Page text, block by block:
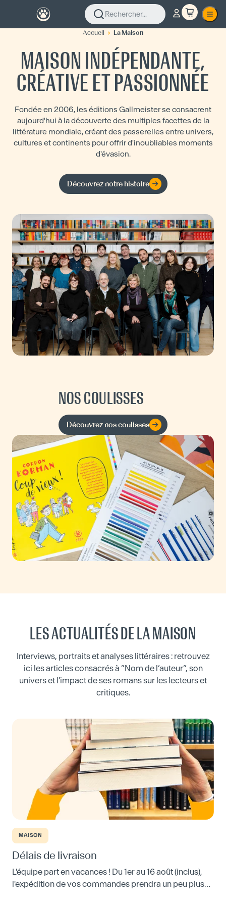
Rechercher...
Accueil La Maison
MAISON INDÉPENDANTE,
CRÉATIVE ET PASSIONNÉE
Fondée en 2006, les éditions Gallmeister se consacrent
aujourd'hui à la découverte des multiples facettes de la
littérature mondiale, créant des passerelles entre univers,
cultures et continents pour offrir d'inoubliables moments
d'évasion.
Découvrez notre histoire
NOS COULISSES
Découvrez nos coulisses
LES ACTUALITÉS DE LA MAISON
Interviews, portraits et analyses littéraires : retrouvez
ici les articles consacrés à ”Nom de l’auteur”, son
univers et l'impact de ses romans sur les lecteurs et
critiques.
MAISON
Délais de livraison
L'équipe part en vacances ! Du 1er au 16 août (inclus),
l'expédition de vos commandes prendra un peu plus